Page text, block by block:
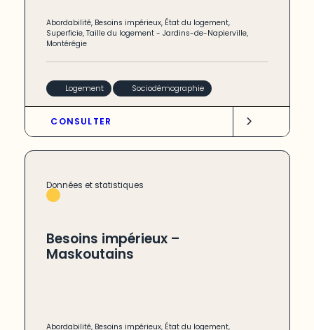
Abordabilité, Besoins impérieux, État du logement,
Superficie,Taille du logement -Jardins-de-Napierville,
Montérégie
Logement Sociodémographie
CONSULTER
Données et statistiques
Besoins impérieux –
Maskoutains
Abordabilité, Besoins impérieux, État du logement,